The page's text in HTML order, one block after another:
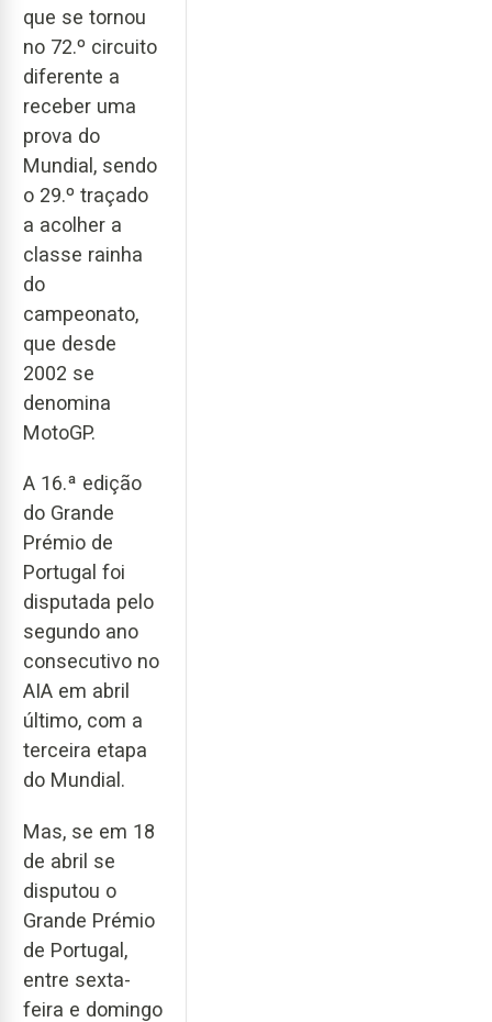
que se tornou
no 72.º circuito
diferente a
receber uma
prova do
Mundial, sendo
o 29.º traçado
a acolher a
classe rainha
do
campeonato,
que desde
2002 se
denomina
MotoGP.
A 16.ª edição
do Grande
Prémio de
Portugal foi
disputada pelo
segundo ano
consecutivo no
AIA em abril
último, com a
terceira etapa
do Mundial.
Mas, se em 18
de abril se
disputou o
Grande Prémio
de Portugal,
entre sexta-
feira e domingo